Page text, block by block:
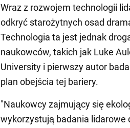
Wraz z rozwojem technologii
odkryć starożytnych osad
Technologia ta jest jednak
naukowców, takich jak Luke
University i pierwszy autor
plan obejścia tej bariery.
"Naukowcy zajmujący się
wykorzystują badania lidarowe